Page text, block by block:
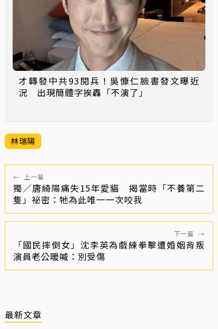
才轉發中共93閱兵！吳慷仁臉書發文曝近
況 出現簡體字挨轟「不演了」
林瑞陽
← 上一篇
獨／唐綺陽痛失15年愛貓 揭當時「不養第二
隻」祕密：牠為此唯一一次咬我
下一篇 →
「國民摔倒女」沈李英為戲練拳擊遭婚姻背叛
演員老公暖喊：別受傷
最新文章